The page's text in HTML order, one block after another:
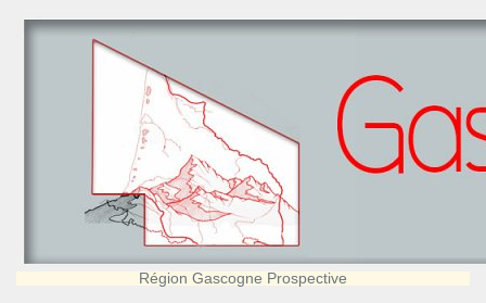
Région Gascogne Prospective